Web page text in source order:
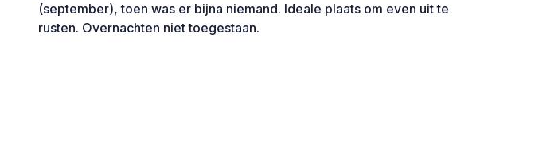
(september), toen was er bijna niemand. Ideale plaats om even uit te
rusten. Overnachten niet toegestaan.